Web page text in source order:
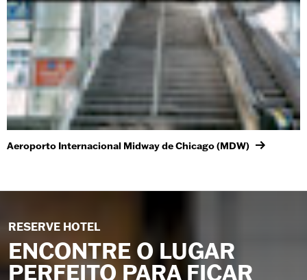
Aeroporto Internacional Midway de Chicago (MDW)
RESERVE HOTEL
ENCONTRE O LUGAR
PERFEITO PARA FICAR